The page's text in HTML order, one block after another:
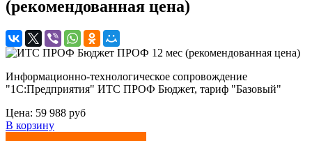
(рекомендованная цена)
Информационно-технологическое сопровождение
"1С:Предприятия" ИТС ПРОФ Бюджет, тариф "Базовый"
Цена: 59 988 руб
В корзину